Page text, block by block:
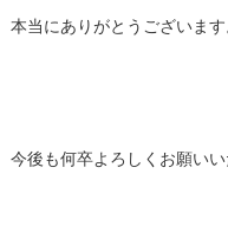
本当にありがとうございます
今後も何卒よろしくお願いい